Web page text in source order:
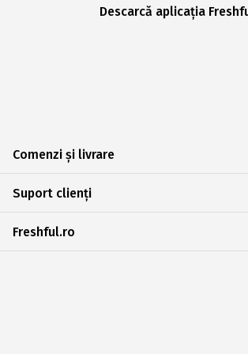
Descarcă aplicația
Comenzi și livrare
Suport clienți
Freshful.ro